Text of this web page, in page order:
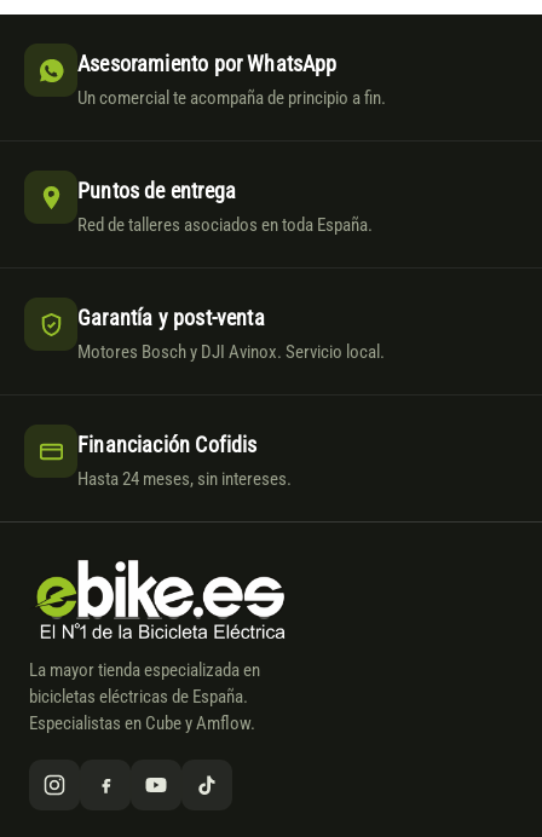
Asesoramiento por WhatsApp
Un comercial te acompaña de principio a fin.
Puntos de entrega
Red de talleres asociados en toda España.
Garantía y post-venta
Motores Bosch y DJI Avinox. Servicio local.
Financiación Cofidis
Hasta 24 meses, sin intereses.
La mayor tienda especializada en
bicicletas eléctricas de España.
Especialistas en Cube y Amflow.